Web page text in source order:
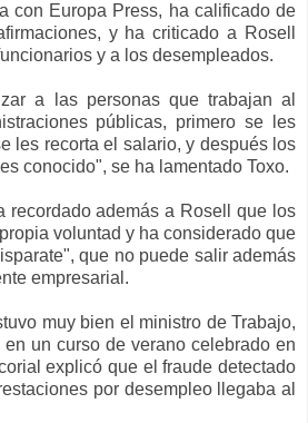
con Europa Press, ha calificado de
y ha criticado a Rosell
y a los desempleados.
a las personas que trabajan al
públicas, primero se les
les recorta el salario, y después los
conocido", se ha lamentado Toxo.
recordado además a Rosell que los
voluntad y ha considerado que
que no puede salir además
empresarial.
muy bien el ministro de Trabajo,
un curso de verano celebrado en
explicó que el fraude detectado
por desempleo llegaba al